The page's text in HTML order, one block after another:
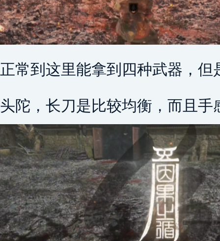
正常到这里能拿到四种武器，
头陀，长刀是比较均衡，而且手